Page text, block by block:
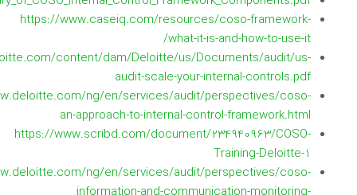
https://www.caseiq.com/resources/coso-framework-
what-it-is-and-how-to-use-it/
content/dam/Deloitte/us/Documents/audit/us-
audit-scale-your-internal-controls.pdf
ng/en/services/audit/perspectives/coso-
an-approach-to-internal-control-framework.html
https://www.scribd.com/document/234940963/COSO-
Training-Deloitte-1
ng/en/services/audit/perspectives/coso-